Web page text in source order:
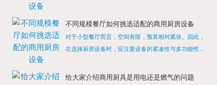
缺少的，经过相关检测证明的合格设备才能进行使用，
不同规模餐厅如何挑选适配的商用厨房设备
对于小型餐厅而言，空间有限，预算相对紧张。因此，
在选择厨房设备时，应注重设备的紧凑性与多功能性。
烹饪设备，既能节省空间，又能满足多样化的烹饪需
给大家介绍商用厨具是用电还是燃气的问题